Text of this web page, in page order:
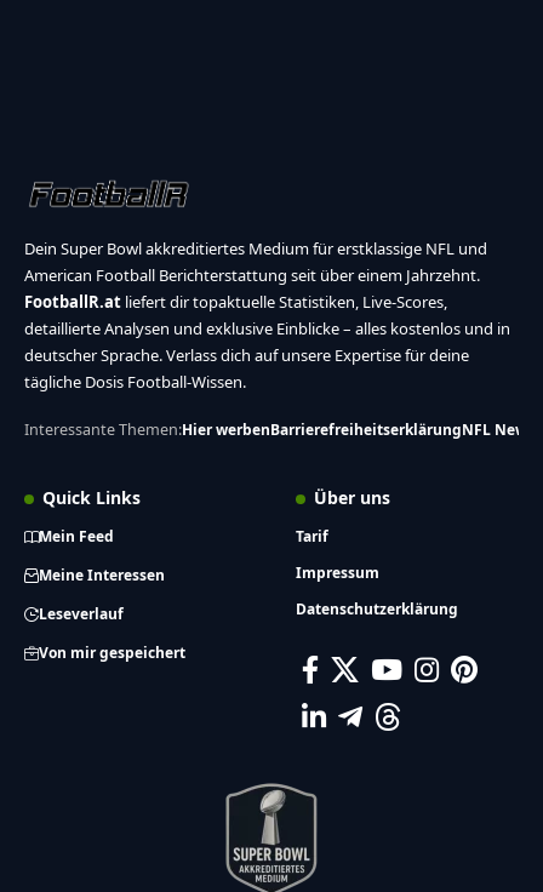
Dein Super Bowl akkreditiertes Medium für erstklassige NFL und
American Football Berichterstattung seit über einem Jahrzehnt.
FootballR.at liefert dir topaktuelle Statistiken, Live-Scores,
detaillierte Analysen und exklusive Einblicke – alles kostenlos und in
deutscher Sprache. Verlass dich auf unsere Expertise für deine
tägliche Dosis Football-Wissen.
Interessante Themen:Hier werbenBarrierefreiheitserklärungNFL News
Quick Links
Mein Feed
Meine Interessen
Leseverlauf
Von mir gespeichert
Über uns
Tarif
Impressum
Datenschutzerklärung